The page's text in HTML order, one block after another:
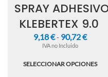
SPRAY
KLEBERTEX 9.0
9,18€- 90,72€
IVA no Incluido
SELECCIONAR OPCIONES